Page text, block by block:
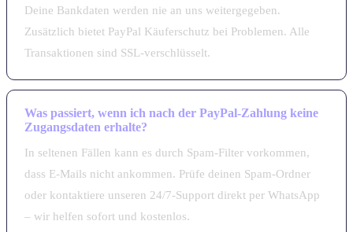
Deine Bankdaten werden nie an uns weitergegeben.
Zusätzlich bietet PayPal Käuferschutz bei Problemen. Alle
Transaktionen sind SSL-verschlüsselt.
Was passiert, wenn ich nach der PayPal-Zahlung keine
Zugangsdaten erhalte?
In seltenen Fällen kann es durch Spam-Filter vorkommen,
dass E-Mails nicht ankommen. Prüfe deinen Spam-Ordner
oder kontaktiere unseren 24/7-Support direkt per WhatsApp
– wir helfen sofort und kostenlos.